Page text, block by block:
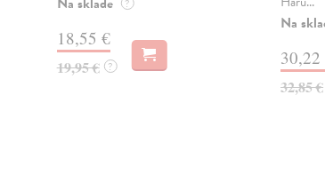
?
18,55 €
19,95 € ?
Na
30,22
32,85 €